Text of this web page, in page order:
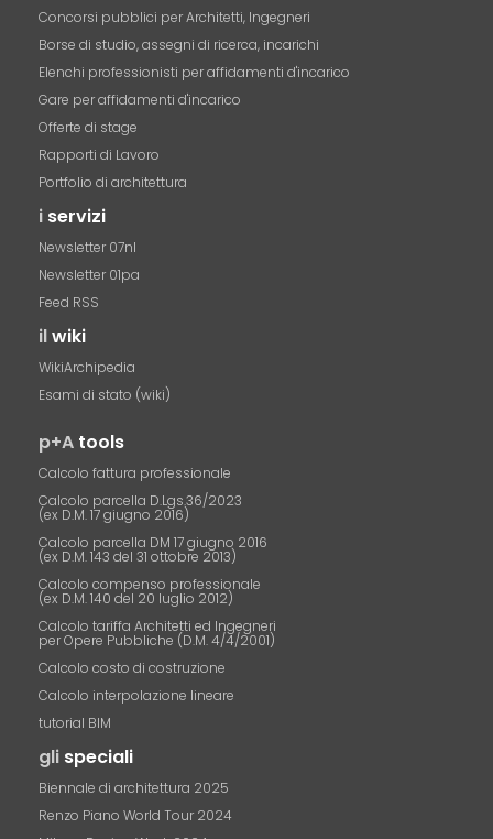
Concorsi pubblici per Architetti, Ingegneri
Borse di studio, assegni di ricerca, incarichi
Elenchi professionisti per affidamenti d'incarico
Gare per affidamenti d'incarico
Offerte di stage
Rapporti di Lavoro
Portfolio di architettura
i servizi
Newsletter 07nl
Newsletter 01pa
Feed RSS
ilwiki
WikiArchipedia
Esami di stato (wiki)
p+A tools
Calcolo fattura professionale
Calcolo parcella D.Lgs.36/2023
(ex D.M. 17 giugno 2016)
Calcolo parcella DM 17 giugno 2016
(ex D.M. 143 del 31 ottobre 2013)
Calcolo compenso professionale
(ex D.M. 140 del 20 luglio 2012)
Calcolo tariffa Architetti ed Ingegneri
per Opere Pubbliche (D.M. 4/4/2001)
Calcolo costo di costruzione
Calcolo interpolazione lineare
tutorial BIM
gli speciali
Biennale di architettura 2025
Renzo Piano World Tour 2024